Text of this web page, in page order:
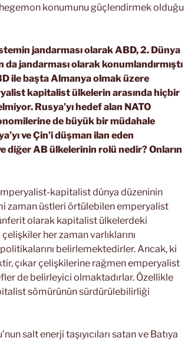
konumunu güçlendirmek olduğu
jandarması olarak ABD, 2. Dünya
da jandarması olarak konumlandırmıştı
ile başta Almanya olmak üzere
kapitalist ülkelerin arasında hiçbir
Rusya’yı hedef alan NATO
de büyük bir müdahale
ve Çin’i düşman ilan eden
diğer AB ülkelerinin rolü nedir? Onların
kapitalist dünya düzeninin
zaman üstleri örtülebilen emperyalist
olarak kapitalist ülkelerdeki
her zaman varlıklarını
belirlemektedirler. Ancak, ki
çıkar çelişkilerine rağmen emperyalist
de belirleyici olmaktadırlar. Özellikle
sömürünün sürdürülebilirliği
salt enerji taşıyıcıları satan ve Batıya